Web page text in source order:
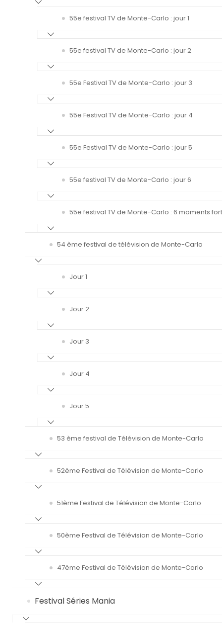
55e festival TV de Monte-Carlo : jour 1
55e festival TV de Monte-Carlo : jour 2
55e Festival TV de Monte-Carlo : jour 3
55e Festival TV de Monte-Carlo : jour 4
55e Festival TV de Monte-Carlo : jour 5
55e festival TV de Monte-Carlo : jour 6
55e festival TV de Monte-Carlo : 6 moments
54 ème festival de télévision de Monte-Carlo
Jour 1
Jour 2
Jour 3
Jour 4
Jour 5
53 ème festival de Télévision de Monte-Carlo
52ème Festival de Télévision de Monte-Carlo
51ème Festival de Télévision de Monte-Carlo
50ème Festival de Télévision de Monte-Carlo
47ème Festival de Télévision de Monte-Carlo
Festival Séries Mania